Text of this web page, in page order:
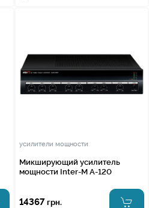
усилители мощности
Микширующий усилитель
мощности Inter-M A-120
14367 грн.